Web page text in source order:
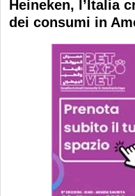
Heineken, l’Italia
dei consumi in